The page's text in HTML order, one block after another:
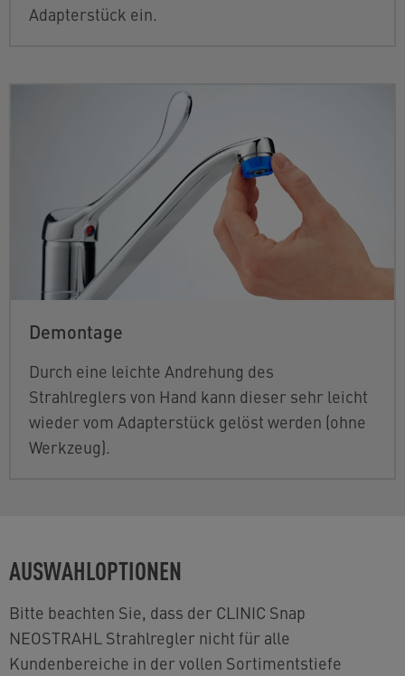
Adapterstück ein.
Demontage
Durch eine leichte Andrehung des
Strahlreglers von Hand kann dieser sehr leicht
wieder vom Adapterstück gelöst werden (ohne
Werkzeug).
AUSWAHLOPTIONEN
Bitte beachten Sie, dass der CLINIC Snap
NEOSTRAHL Strahlregler nicht für alle
Kundenbereiche in der vollen Sortimentstiefe